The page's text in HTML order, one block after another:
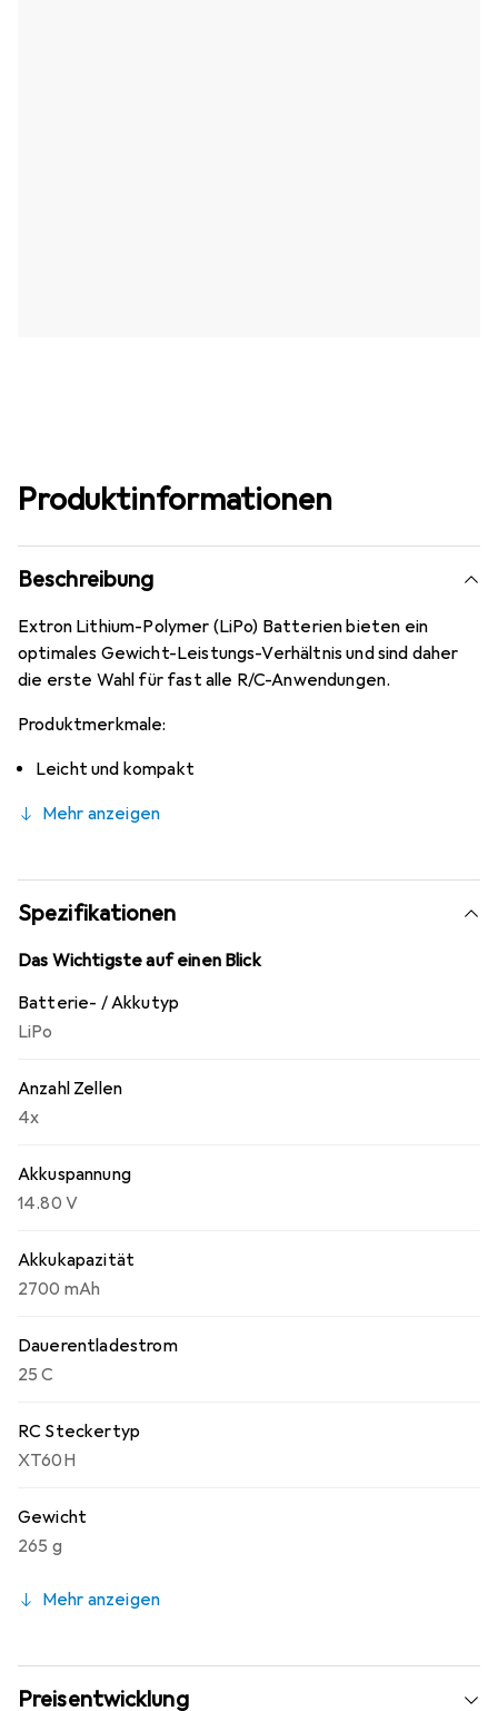
Produktinformationen
Beschreibung
Extron Lithium-Polymer (LiPo) Batterien bieten ein
optimales Gewicht-Leistungs-Verhältnis und sind daher
die erste Wahl für fast alle R/C-Anwendungen.
Produktmerkmale:
Leicht und kompakt
Mehr anzeigen
Spezifikationen
Das Wichtigste auf einen Blick
Batterie- / Akkutyp
LiPo
Anzahl Zellen
4x
Akkuspannung
14.80 V
Akkukapazität
2700 mAh
Dauerentladestrom
25 C
RC Steckertyp
XT60H
Gewicht
265 g
Mehr anzeigen
Preisentwicklung